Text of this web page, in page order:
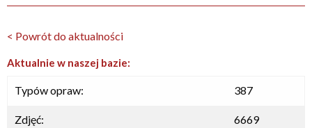
< Powrót do aktualności
Aktualnie w naszej bazie:
Typów opraw: 387
Zdjęć: 6669